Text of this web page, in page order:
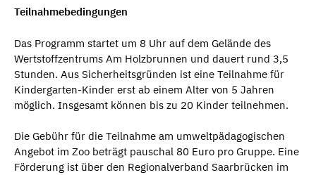
Teilnahmebedingungen
Das Programm startet um 8 Uhr auf dem Gelände des
Wertstoffzentrums Am Holzbrunnen und dauert rund 3,5
Stunden. Aus Sicherheitsgründen ist eine Teilnahme für
Kindergarten-Kinder erst ab einem Alter von 5 Jahren
möglich. Insgesamt können bis zu 20 Kinder teilnehmen.
Die Gebühr für die Teilnahme am umweltpädagogischen
Angebot im Zoo beträgt pauschal 80 Euro pro Gruppe. Eine
Förderung ist über den Regionalverband Saarbrücken im